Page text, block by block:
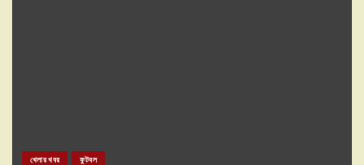
খেলার খবর ফুটবল